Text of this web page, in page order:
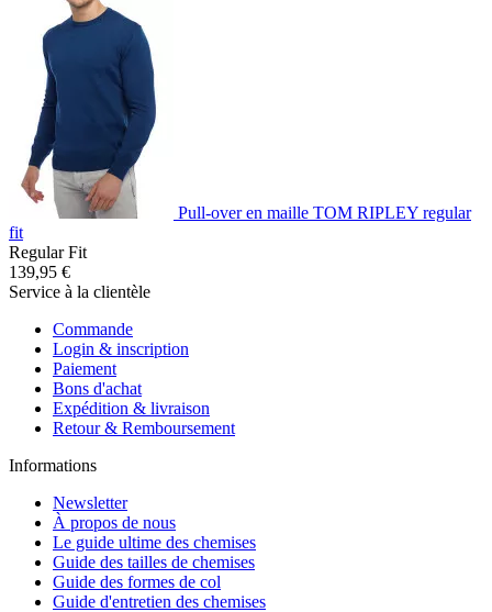
Pull-over en maille TOM RIPLEY regular
fit
Regular Fit
139,95 €
Service à la clientèle
Commande
Login & inscription
Paiement
Bons d'achat
Expédition & livraison
Retour & Remboursement
Informations
Newsletter
À propos de nous
Le guide ultime des chemises
Guide des tailles de chemises
Guide des formes de col
Guide d'entretien des chemises